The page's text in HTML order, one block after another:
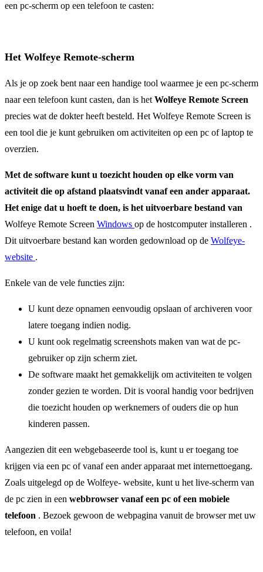
een pc-scherm op een telefoon te casten:
Het Wolfeye Remote-scherm
Als je op zoek bent naar een handige tool waarmee je een pc-scherm
naar een telefoon kunt casten, dan is het Wolfeye Remote Screen
precies wat de dokter heeft besteld. Het Wolfeye Remote Screen is
een tool die je kunt gebruiken om activiteiten op een pc of laptop te
overzien.
Met de software kunt u toezicht houden op elke vorm van
activiteit die op afstand plaatsvindt vanaf een ander apparaat.
Het enige dat u hoeft te doen, is het uitvoerbare bestand van
Wolfeye Remote Screen Windows op de hostcomputer installeren .
Dit uitvoerbare bestand kan worden gedownload op de Wolfeye-
website .
Enkele van de vele functies zijn:
U kunt deze opnamen eenvoudig opslaan of archiveren voor
latere toegang indien nodig.
U kunt ook regelmatig screenshots maken van wat de pc-
gebruiker op zijn scherm ziet.
De software maakt het gemakkelijk om activiteiten te volgen
zonder gezien te worden. Dit is vooral handig voor bedrijven
die toezicht houden op werknemers of ouders die op hun
kinderen passen.
Aangezien dit een webgebaseerde tool is, kunt u er toegang toe
krijgen via een pc of vanaf een ander apparaat met internettoegang.
Zoals uitgelegd op de Wolfeye- website, kunt u het live-scherm van
de pc zien in een webbrowser vanaf een pc of een mobiele
telefoon . Bezoek gewoon de webpagina vanuit de browser met uw
telefoon, en voila!